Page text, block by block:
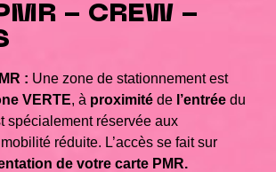
- CREW -
: Une zone de stationnement est
VERTE , à proximité de l’entrée du
spécialement réservée aux
réduite. L’accès se fait sur
de votre carte PMR.